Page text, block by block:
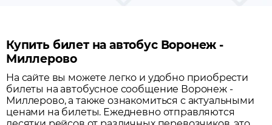
Купить билет на автобус Воронеж -
Миллерово
На сайте вы можете легко и удобно приобрести
билеты на автобусное сообщение Воронеж-
Миллерово, а также ознакомиться с актуальными
ценами на билеты. Ежедневно отправляются